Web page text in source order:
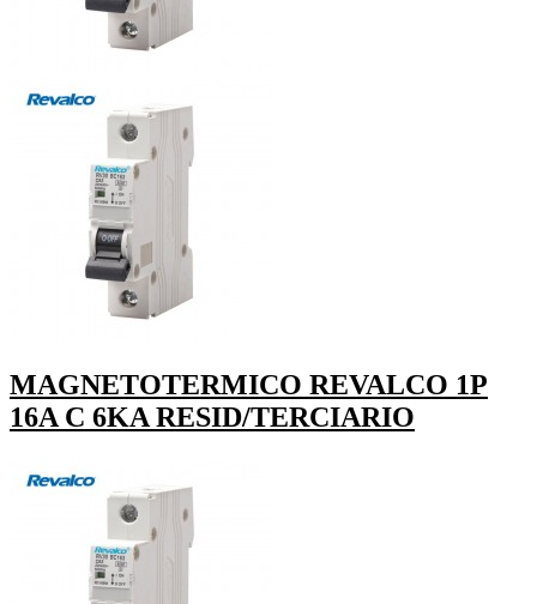
MAGNETOTERMICO REVALCO 1P
16A C 6KA RESID/TERCIARIO